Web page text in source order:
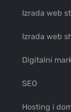
Izrada web
Izrada web
Digitalni
SEO
Hosting i